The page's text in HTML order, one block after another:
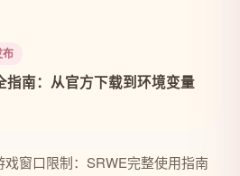
布
指南：从官方下载到环境变量